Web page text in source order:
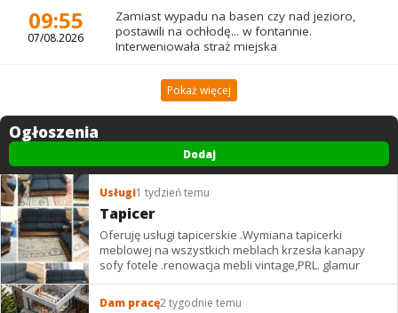
09:55
07/08.2026
Zamiast wypadu na basen czy nad jezioro,
postawili na ochłodę... w fontannie.
Interweniowała straż miejska
Pokaż więcej
Ogłoszenia
Dodaj
Usługi1 tydzień temu
Tapicer
Oferuję usługi tapicerskie .Wymiana tapicerki
meblowej na wszystkich meblach krzesła kanapy
sofy fotele .renowacja mebli vintage,PRL. glamur
Dam pracę2 tygodnie temu